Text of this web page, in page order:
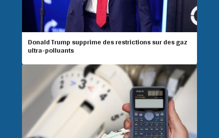
Donald Trump supprime des restrictions sur des gaz
ultra-polluants